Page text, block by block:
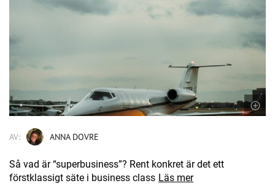
AV: ANNA DOVRE
Så vad är “superbusiness”? Rent konkret är det ett
förstklassigt säte i business class Läs mer